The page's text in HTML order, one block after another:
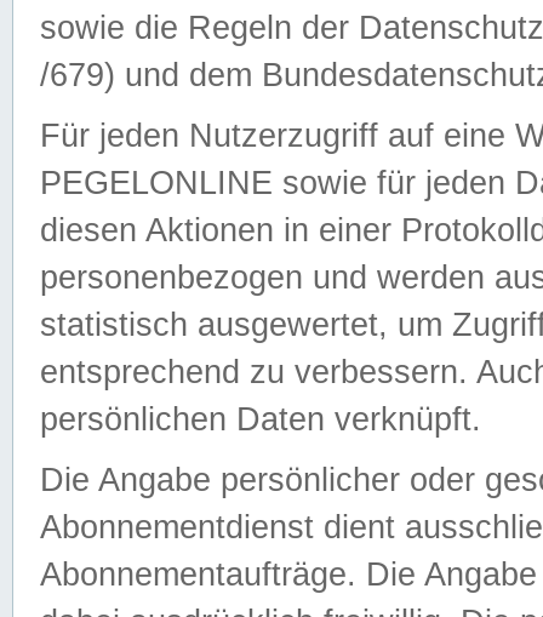
sowie die Regeln der
/679) und dem
Für jeden Nutzerzugriff auf eine
PEGELONLINE sowie für jeden
diesen Aktionen in einer
personenbezogen und werden
statistisch ausgewertet, um
entsprechend zu verbessern.
persönlichen Daten verknüpft.
Die Angabe persönlicher oder
Abonnementdienst dient
Abonnementaufträge. Die